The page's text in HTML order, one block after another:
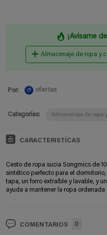
¡Avisame
Almacenaje de ropa y
Por: ofertas
Categorías: Almacenaje de ropa
CARACTERISTÍCAS
Cesto de ropa sucia Songmics de
sintético perfecto para el
tapa, un forro extraíble y lavable, y
ayuda a mantener la ropa ordenada
COMENTARIOS 0